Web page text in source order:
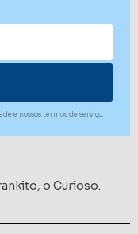
e nossos termos de serviço.
o Curioso.